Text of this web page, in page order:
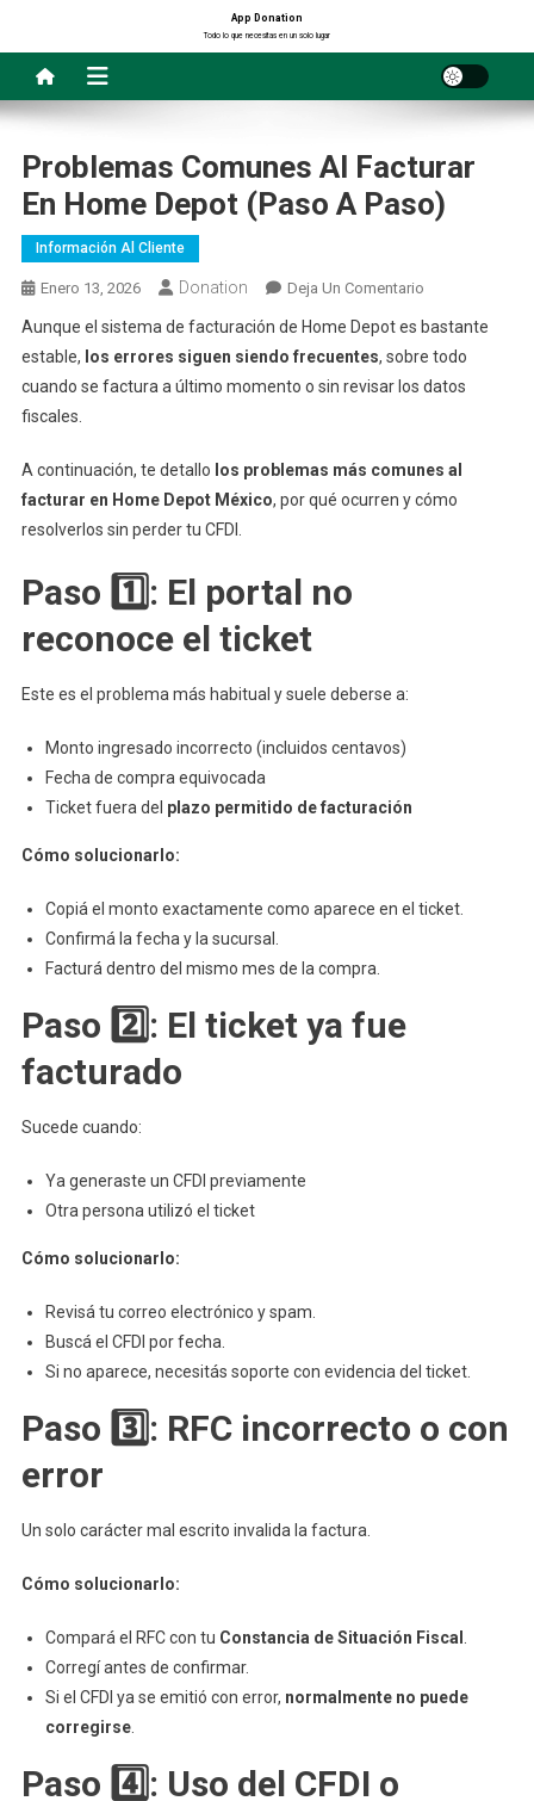
contenido
App Donation
Todo lo que necesitas en un solo lugar
Problemas Comunes Al Facturar
En Home Depot (paso A Paso)
Información Al Cliente
Enero 13, 2026 Donation Deja Un ComentarioEn
Facturar
Depot
(paso
Aunque el sistema de facturación de Home Depot es bastante
estable, los errores siguen siendo frecuentes, sobre todo
cuando se factura a último momento o sin revisar los datos
fiscales.
A continuación, te detallo los problemas más comunes al
facturar en Home Depot México, por qué ocurren y cómo
resolverlos sin perder tu CFDI.
Paso 1️⃣: El portal no
reconoce el ticket
Este es el problema más habitual y suele deberse a:
Monto ingresado incorrecto (incluidos centavos)
Fecha de compra equivocada
Ticket fuera del plazo permitido de facturación
Cómo solucionarlo:
Copiá el monto exactamente como aparece en el ticket.
Confirmá la fecha y la sucursal.
Facturá dentro del mismo mes de la compra.
Paso 2️⃣: El ticket ya fue
facturado
Sucede cuando:
Ya generaste un CFDI previamente
Otra persona utilizó el ticket
Cómo solucionarlo:
Revisá tu correo electrónico y spam.
Buscá el CFDI por fecha.
Si no aparece, necesitás soporte con evidencia del ticket.
Paso 3️⃣: RFC incorrecto o con
error
Un solo carácter mal escrito invalida la factura.
Cómo solucionarlo:
Compará el RFC con tu Constancia de Situación Fiscal
Corregí antes de confirmar.
Si el CFDI ya se emitió con error, normalmente no puede
corregirse.
Paso 4️⃣: Uso del CFDI o